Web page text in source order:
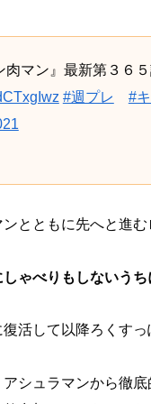
肉マン』最新第３６
#週プレ #
とともに先へと進む
ゃべりもしないう
活して以降ろくす
シュラマンから徹